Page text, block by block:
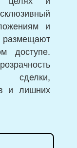
и
доступе.
сделки,
и лишних